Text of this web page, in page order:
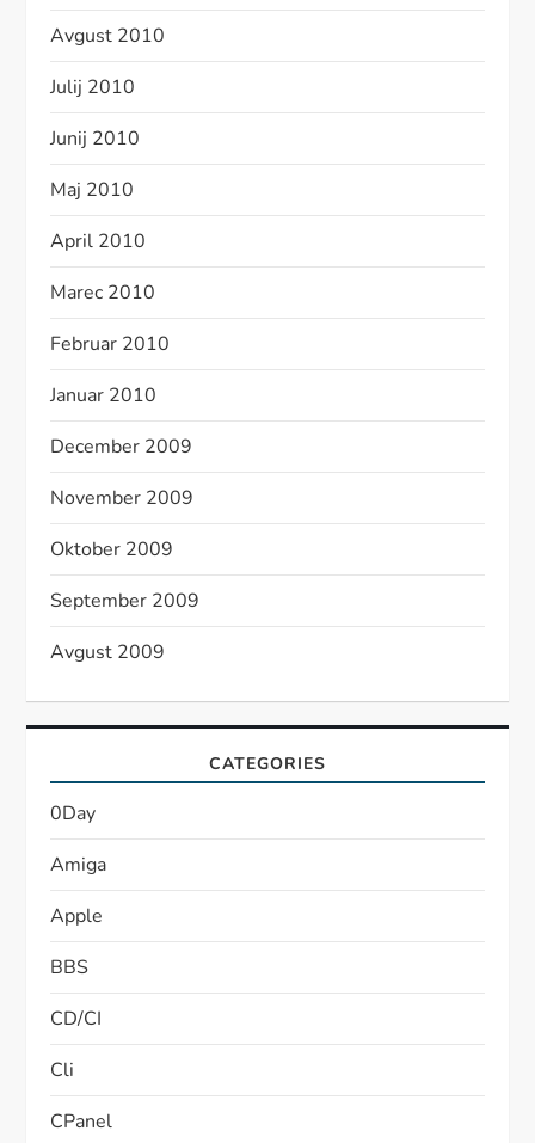
Avgust 2010
Julij 2010
Junij 2010
Maj 2010
April 2010
Marec 2010
Februar 2010
Januar 2010
December 2009
November 2009
Oktober 2009
September 2009
Avgust 2009
CATEGORIES
0Day
Amiga
Apple
BBS
CD/CI
Cli
CPanel